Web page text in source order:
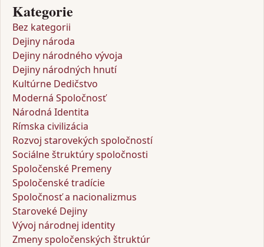
Kategorie
Bez kategorii
Dejiny národa
Dejiny národného vývoja
Dejiny národných hnutí
Kultúrne Dedičstvo
Moderná Spoločnosť
Národná Identita
Rímska civilizácia
Rozvoj starovekých spoločností
Sociálne štruktúry spoločnosti
Spoločenské Premeny
Spoločenské tradície
Spoločnosť a nacionalizmus
Staroveké Dejiny
Vývoj národnej identity
Zmeny spoločenských štruktúr